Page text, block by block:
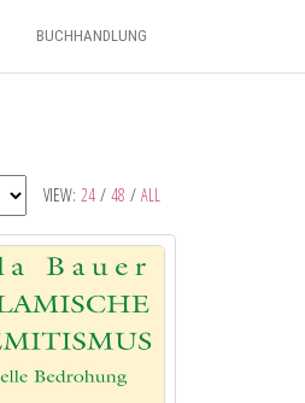
BUCHHANDLUNG
VIEW: 24 / 48 / ALL